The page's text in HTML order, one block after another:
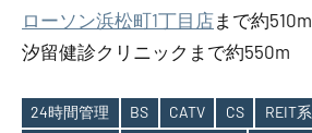
ローソン浜松町1丁目店まで約510m
汐留健診クリニックまで約550m
24時間管理 BS CATV CS
REIT